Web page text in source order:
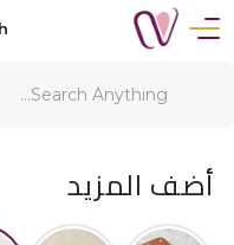
أضف المزيد